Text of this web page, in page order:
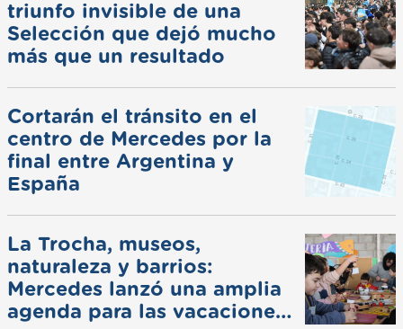
triunfo invisible de una
Selección que dejó mucho
más que un resultado
Cortarán el tránsito en el
centro de Mercedes por la
final entre Argentina y
España
La Trocha, museos,
naturaleza y barrios:
Mercedes lanzó una amplia
agenda para las vacaciones